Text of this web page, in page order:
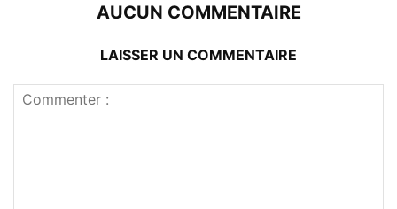
AUCUN COMMENTAIRE
LAISSER UN COMMENTAIRE